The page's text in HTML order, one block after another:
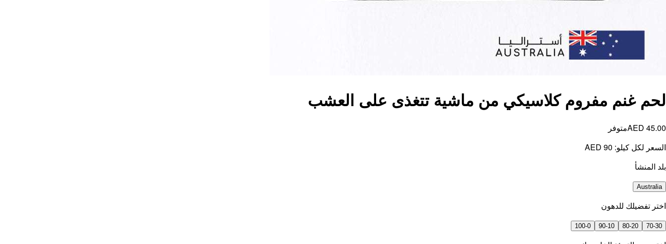
لحم غنم مفروم كلاسيكي من ماشية تتغذى على العشب
AED 45.00متوفر
السعر لكل كيلو: AED 90
بلد المنشأ
Australia
اختر تفضيلك للدهون
70-30
80-20
90-10
100-0